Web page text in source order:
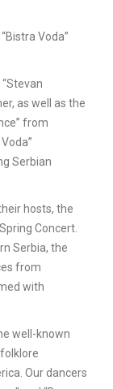
Voda”
as well as the
from
Serbian
hosts, the
Concert.
Serbia, the
from
with
well-known
Our dancers